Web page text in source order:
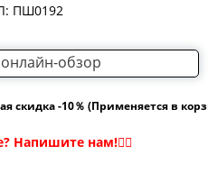
ПШ0192
онлайн-обзор
скидка -10％ (Применяется в